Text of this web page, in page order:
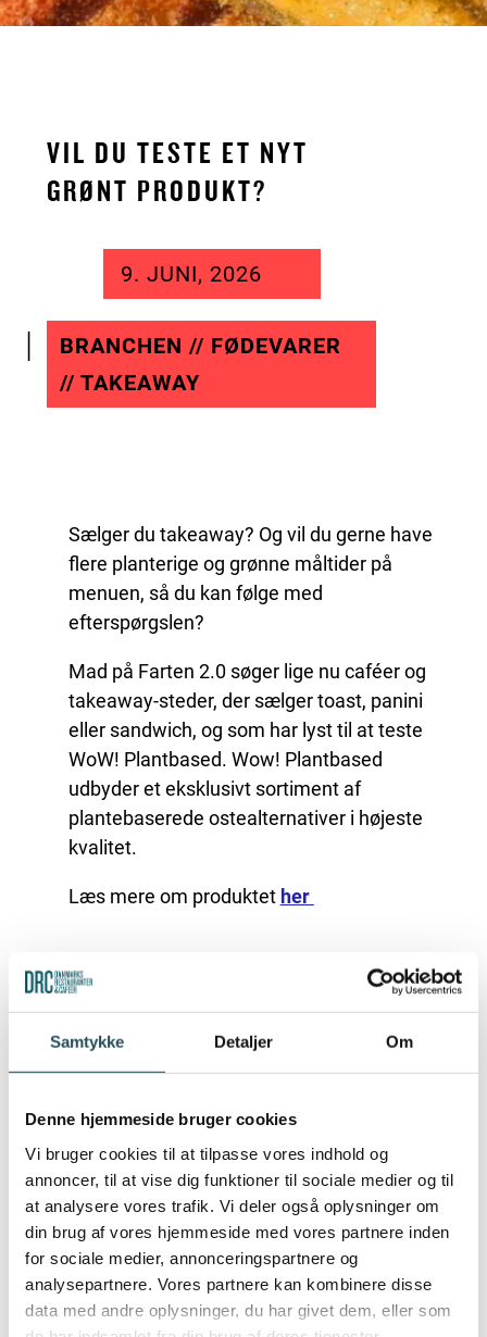
Samtykke Detaljer Om
Denne hjemmeside bruger cookies
Vi bruger cookies til at tilpasse vores indhold og
annoncer, til at vise dig funktioner til sociale medier og til
at analysere vores trafik. Vi deler også oplysninger om
din brug af vores hjemmeside med vores partnere inden
for sociale medier, annonceringspartnere og
analysepartnere. Vores partnere kan kombinere disse
data med andre oplysninger, du har givet dem, eller som
VIL DU TESTE ET NYT
GRØNT PRODUKT?
9. JUNI, 2026
BRANCHEN // FØDEVARER
// TAKEAWAY
Sælger du takeaway? Og vil du gerne have
flere planterige og grønne måltider på
menuen, så du kan følge med
efterspørgslen?
Mad på Farten 2.0 søger lige nu caféer og
takeaway-steder, der sælger toast, panini
eller sandwich, og som har lyst til at teste
WoW! Plantbased. Wow! Plantbased
udbyder et eksklusivt sortiment af
plantebaserede ostealternativer i højeste
kvalitet.
Læs mere om produktet her
HVAD FÅR DU UD AF DET?
Promoveringsmateriale til både fysisk og
online brug
din menu
Vejledning i brug af produkterne, inkl.
demonstration og vareprøver direkte i dit
køkken (gratis produkter i testperioden)
Dansk Vegetarisk Forening kommer ud til
dig med konkrete råd, smagsprøver og